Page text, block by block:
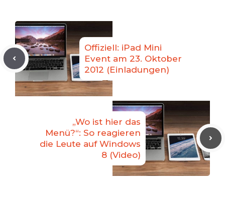
Offiziell: iPad Mini
Event am 23. Oktober
2012 (Einladungen)
„Wo ist hier das
Menü?“: So reagieren
die Leute auf Windows
8 (Video)